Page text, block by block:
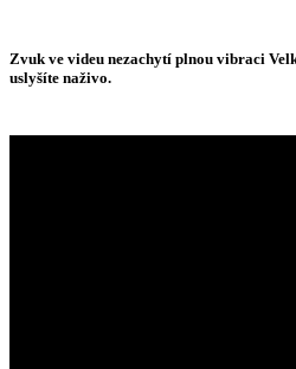
Zvuk ve videu nezachytí plnou vibraci
uslyšíte naživo.